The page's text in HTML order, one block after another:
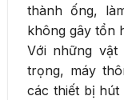
thành ống,
không gây tổn
Với những vật
trọng, máy
các thiết bị hút